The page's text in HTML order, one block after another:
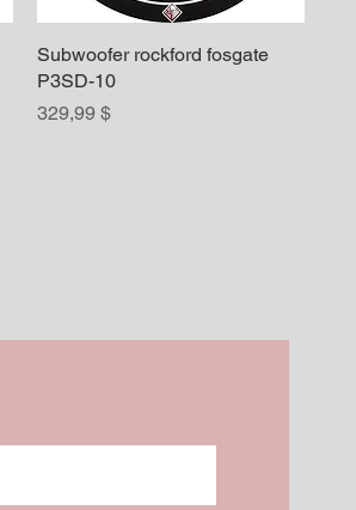
Aperçu rapide
Subwoofer rockford fosgate
P3SD-10
Prix
329,99 $